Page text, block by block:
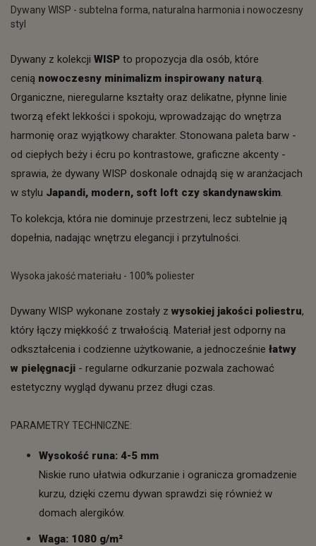
Dywany WISP - subtelna forma, naturalna harmonia i nowoczesny
styl
Dywany z kolekcji WISP to propozycja dla osób, które
cenią nowoczesny minimalizm inspirowany naturą.
Organiczne, nieregularne kształty oraz delikatne, płynne linie
tworzą efekt lekkości i spokoju, wprowadzając do wnętrza
harmonię oraz wyjątkowy charakter. Stonowana paleta barw -
od ciepłych beży i écru po kontrastowe, graficzne akcenty -
sprawia, że dywany WISP doskonale odnajdą się w aranżacjach
w stylu Japandi, modern, soft loft czy skandynawskim.
To kolekcja, która nie dominuje przestrzeni, lecz subtelnie ją
dopełnia, nadając wnętrzu elegancji i przytulności.
Wysoka jakość materiału - 100% poliester
Dywany WISP wykonane zostały z wysokiej jakości poliestru,
który łączy miękkość z trwałością. Materiał jest odporny na
odkształcenia i codzienne użytkowanie, a jednocześnie łatwy
w pielęgnacji - regularne odkurzanie pozwala zachować
estetyczny wygląd dywanu przez długi czas.
PARAMETRY TECHNICZNE:
Wysokość runa: 4-5 mm
Niskie runo ułatwia odkurzanie i ogranicza gromadzenie
kurzu, dzięki czemu dywan sprawdzi się również w
domach alergików.
Waga: 1080 g/m²